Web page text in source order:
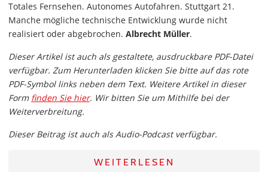
Totales Fernsehen. Autonomes Autofahren. Stuttgart 21.
Manche mögliche technische Entwicklung wurde nicht
realisiert oder abgebrochen. Albrecht Müller.
Dieser Artikel ist auch als gestaltete, ausdruckbare PDF-Datei
verfügbar. Zum Herunterladen klicken Sie bitte auf das rote
PDF-Symbol links neben dem Text. Weitere Artikel in dieser
Form finden Sie hier. Wir bitten Sie um Mithilfe bei der
Weiterverbreitung.
Dieser Beitrag ist auch als Audio-Podcast verfügbar.
WEITERLESEN